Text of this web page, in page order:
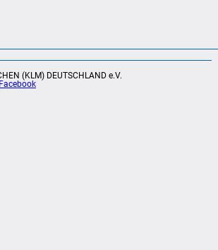
(KLM) DEUTSCHLAND e.V.